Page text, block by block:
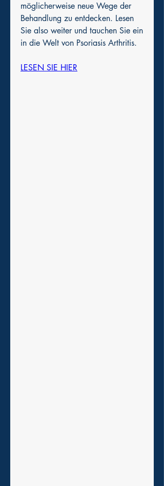
möglicherweise neue Wege der
Behandlung zu entdecken. Lesen
Sie also weiter und tauchen Sie ein
in die Welt von Psoriasis Arthritis.
LESEN SIE HIER